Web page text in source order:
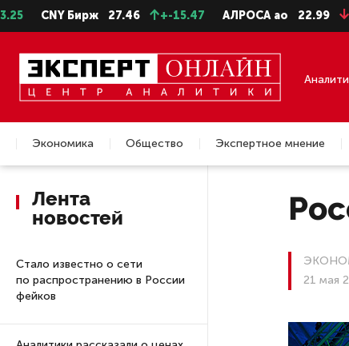
Бирж 27.46 +-15.47 АЛРОСА ао 22.99 -0.25
Экономика Общество Экспертное мнение
Недвижимость
Лента
новостей
Стало известно о сети
по распространению в России
фейков
21 мая